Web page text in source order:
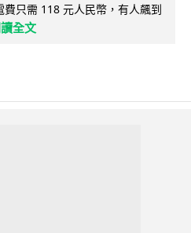
只需 118 元人民幣，有人飆到
全文